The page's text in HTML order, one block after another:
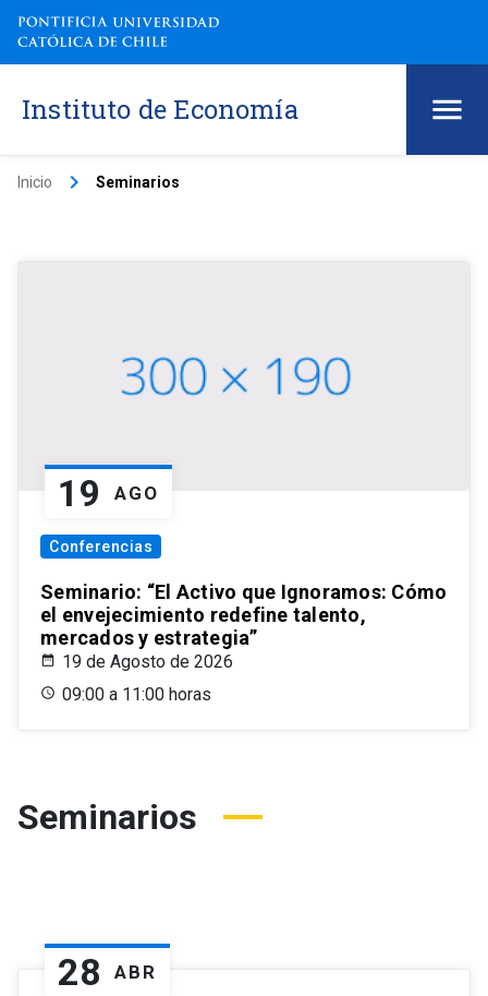
Instituto de Economía
Inicio keyboard_arrow_right Seminarios
19 AGO
Conferencias
Seminario: “El Activo que Ignoramos: Cómo
el envejecimiento redefine talento,
mercados y estrategia”
19 de Agosto de 2026
09:00 a 11:00 horas
Seminarios
28 ABR